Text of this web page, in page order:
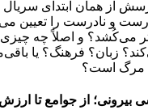
از همان ابتدای سریال
و نادرست را تعیین
و اصلاً چه چیزی
زبان؟ فرهنگ؟ یا
مرگ است؟
از جوامع تا